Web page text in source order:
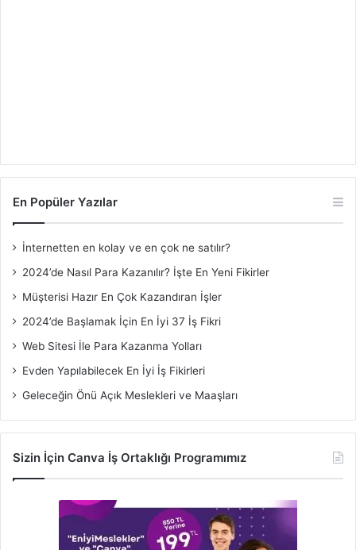
En Popüler Yazılar
İnternetten en kolay ve en çok ne satılır?
2024’de Nasıl Para Kazanılır? İşte En Yeni Fikirler
Müşterisi Hazır En Çok Kazandıran İşler
2024’de Başlamak İçin En İyi 37 İş Fikri
Web Sitesi İle Para Kazanma Yolları
Evden Yapılabilecek En İyi İş Fikirleri
Geleceğin Önü Açık Meslekleri ve Maaşları
Sizin İçin Canva İş Ortaklığı Programımız